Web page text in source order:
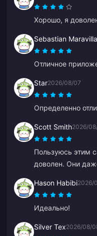
Хорошо, я
Sebastian Maravilla
Отличное
Star2026/08/07
Определенно
Scott Smith2026/
Пользуюсь этим
доволен. Они
агент
Hason Habibi2026/
Идеально!
Silver Tex2026/08/